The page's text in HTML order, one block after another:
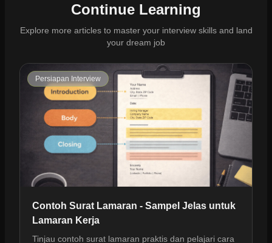
Continue Learning
Explore more articles to master your interview skills and land
your dream job
Persiapan Interview
Contoh Surat Lamaran - Sampel Jelas untuk
Lamaran Kerja
Tinjau contoh surat lamaran praktis dan pelajari cara